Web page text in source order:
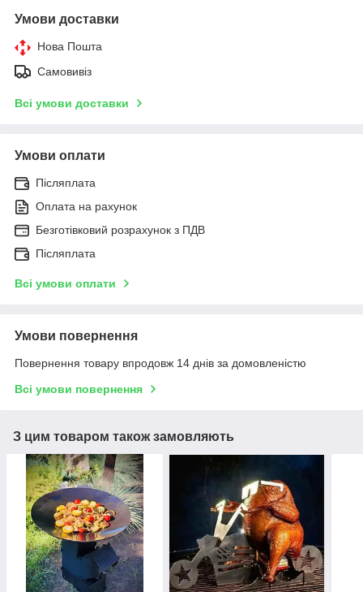
Умови доставки
Нова Пошта
Самовивіз
Всі умови доставки
Умови оплати
Післяплата
Оплата на рахунок
Безготівковий розрахунок з ПДВ
Післяплата
Всі умови оплати
Умови повернення
Повернення товару впродовж 14 днів за домовленістю
Всі умови повернення
З цим товаром також замовляють